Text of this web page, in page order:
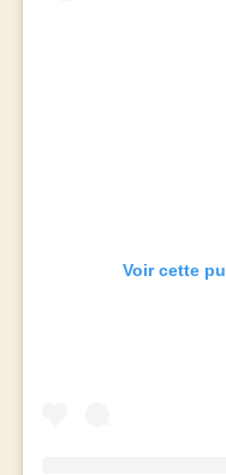
Voir cette